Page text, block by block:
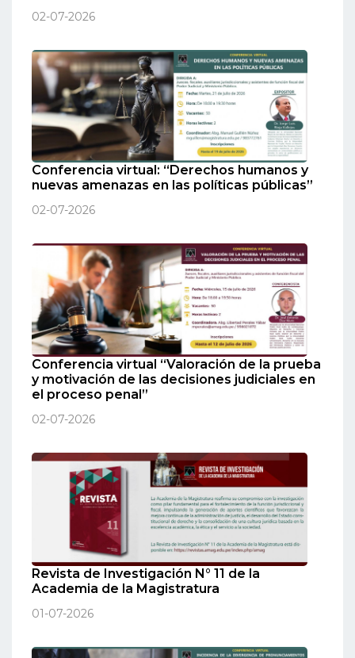
02-07-2026
Conferencia virtual: “Derechos humanos y
nuevas amenazas en las políticas públicas”
02-07-2026
Conferencia virtual “Valoración de la prueba
y motivación de las decisiones judiciales en
el proceso penal”
02-07-2026
Revista de Investigación N° 11 de la
Academia de la Magistratura
01-07-2026